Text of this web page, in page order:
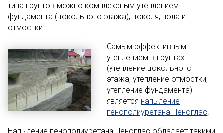
типа грунтов можно комплексным утеплением:
фундамента (цокольного этажа), цоколя, пола и
отмостки.
Самым эффективным
утеплением в грунтах
(утепление цокольного
этажа, утепление отмостки,
утепление фундамента)
является напыление
пенополиуретана Пеноглас.
Напыление пенополиуретана Пеноглас обладает такими